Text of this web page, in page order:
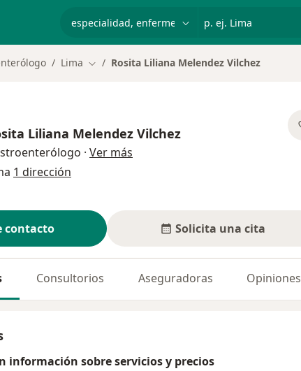
Lima Cambiar de ciudad
Rosita Liliana Melendez Vilchez
Liliana Melendez Vilchez
· Ver más
1 dirección
contacto Solicita una cita
Consultorios Aseguradoras Opiniones
información sobre servicios y precios